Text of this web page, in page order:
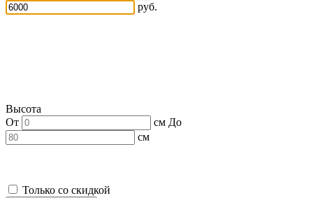
руб.
Высота
От
см До
см
Только со скидкой